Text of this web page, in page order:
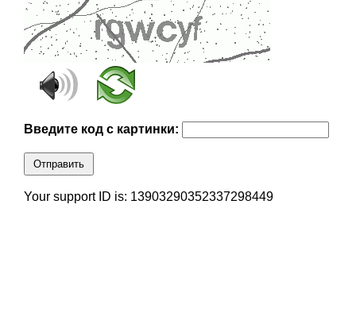
Введите код с картинки:
Отправить
Your support ID is: 13903290352337298449